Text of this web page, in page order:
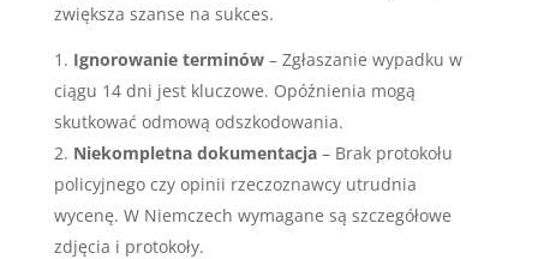
zwiększa szanse na sukces.
Ignorowanie terminów– Zgłaszanie wypadku w
ciągu 14 dni jest kluczowe. Opóźnienia mogą
skutkować odmową odszkodowania.
Niekompletna dokumentacja– Brak protokołu
policyjnego czy opinii rzeczoznawcy utrudnia
wycenę. W Niemczech wymagane są szczegółowe
zdjęcia i protokoły.